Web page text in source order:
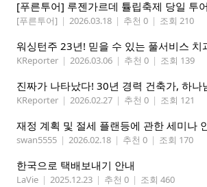
[푸른투어] 루젠가르데 튤립축제 당일 투
[푸른투어] | 2026.03.18 | 추천 0 | 조회 210
워싱턴주 23년! 믿을 수 있는 풀서비스 치
KReporter | 2026.03.06 | 추천 0 | 조회 139
KReporter | 2026.02.27 | 추천 0 | 조회 121
재정 계획 및 절세 플랜등에 관한 세미나
swan5555 | 2026.02.18 | 추천 0 | 조회 170
한국으로 택배보내기 안내
LaVie | 2025.12.23 | 추천 0 | 조회 460